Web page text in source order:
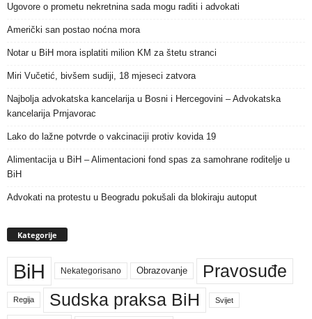
Ugovore o prometu nekretnina sada mogu raditi i advokati
Američki san postao noćna mora
Notar u BiH mora isplatiti milion KM za štetu stranci
Miri Vučetić, bivšem sudiji, 18 mjeseci zatvora
Najbolja advokatska kancelarija u Bosni i Hercegovini – Advokatska
kancelarija Prnjavorac
Lako do lažne potvrde o vakcinaciji protiv kovida 19
Alimentacija u BiH – Alimentacioni fond spas za samohrane roditelje u
BiH
Advokati na protestu u Beogradu pokušali da blokiraju autoput
Kategorije
BiH Nekategorisano Obrazovanje Pravosuđe
Regija Sudska praksa BiH Svijet